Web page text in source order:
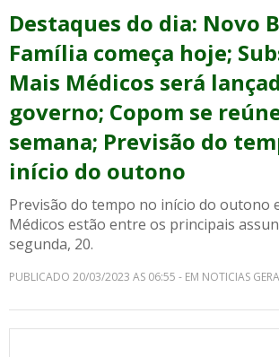
Destaques do dia: Novo
Família começa hoje;
Mais Médicos será
governo; Copom se
semana; Previsão do
início do outono
Previsão do tempo no início do outono
Médicos estão entre os principais
segunda, 20.
PUBLICADO 20/03/2023 AS 06:55 - EM NOTICIAS